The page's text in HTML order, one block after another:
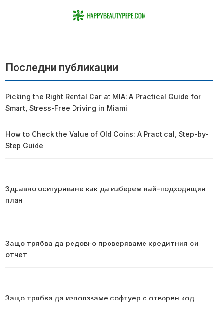
Последни публикации
Picking the Right Rental Car at MIA: A Practical Guide for
Smart, Stress-Free Driving in Miami
How to Check the Value of Old Coins: A Practical, Step-by-
Step Guide
Здравно осигуряване как да изберем най-подходящия
план
Защо трябва да редовно проверяваме кредитния си
отчет
Защо трябва да използваме софтуер с отворен код